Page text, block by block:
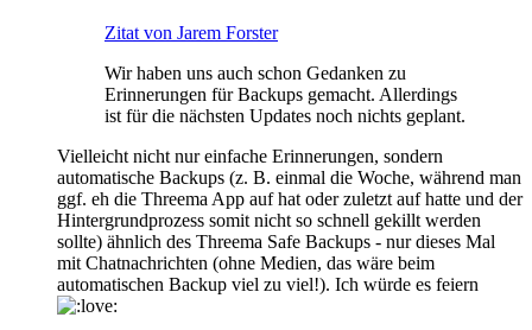
Zitat von Jarem Forster
Wir haben uns auch schon Gedanken zu
Erinnerungen für Backups gemacht. Allerdings
ist für die nächsten Updates noch nichts geplant.
Vielleicht nicht nur einfache Erinnerungen, sondern
automatische Backups (z. B. einmal die Woche, während man
ggf. eh die Threema App auf hat oder zuletzt auf hatte und der
Hintergrundprozess somit nicht so schnell gekillt werden
sollte) ähnlich des Threema Safe Backups - nur dieses Mal
mit Chatnachrichten (ohne Medien, das wäre beim
automatischen Backup viel zu viel!). Ich würde es feiern